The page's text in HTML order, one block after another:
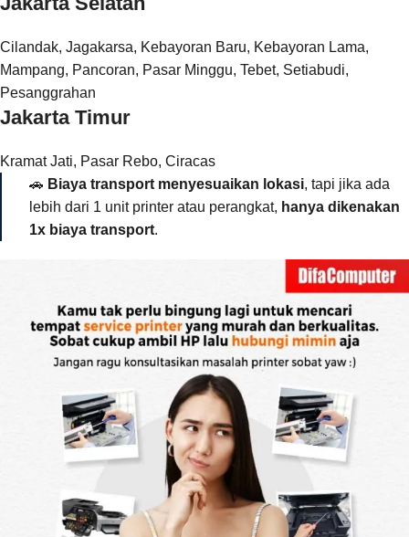
Cilandak, Jagakarsa, Kebayoran Baru, Kebayoran Lama,
Mampang, Pancoran, Pasar Minggu, Tebet, Setiabudi,
Pesanggrahan
Jakarta Timur
Kramat Jati, Pasar Rebo, Ciracas
🚗 Biaya transport menyesuaikan lokasi, tapi jika ada
lebih dari 1 unit printer atau perangkat, hanya dikenakan
1x biaya transport.